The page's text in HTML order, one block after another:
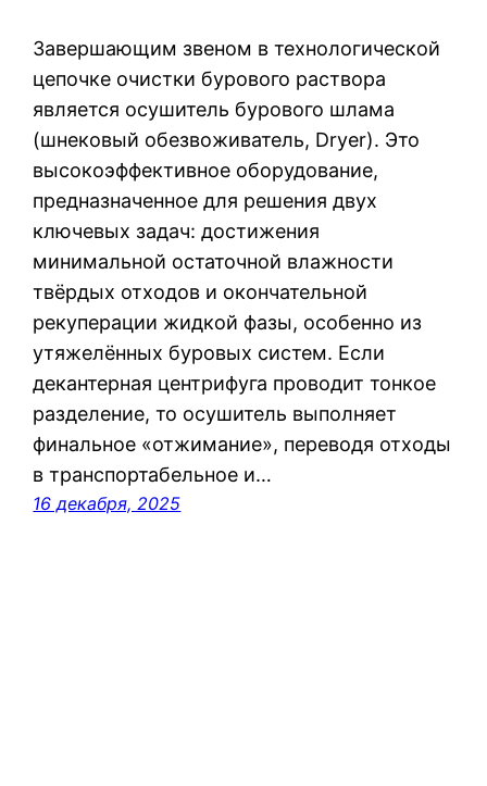
Завершающим звеном в технологической
цепочке очистки бурового раствора
является осушитель бурового шлама
(шнековый обезвоживатель, Dryer). Это
высокоэффективное оборудование,
предназначенное для решения двух
ключевых задач: достижения
минимальной остаточной влажности
твёрдых отходов и окончательной
рекуперации жидкой фазы, особенно из
утяжелённых буровых систем. Если
декантерная центрифуга проводит тонкое
разделение, то осушитель выполняет
финальное «отжимание», переводя отходы
в транспортабельное и…
16 декабря, 2025